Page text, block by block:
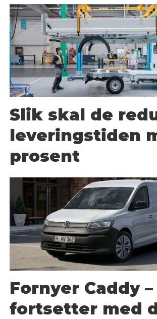
Slik skal de
leveringstiden
prosent
Fornyer Caddy –
fortsetter med